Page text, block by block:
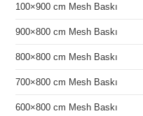
100×900 cm Mesh Baskı
900×800 cm Mesh Baskı
800×800 cm Mesh Baskı
700×800 cm Mesh Baskı
600×800 cm Mesh Baskı